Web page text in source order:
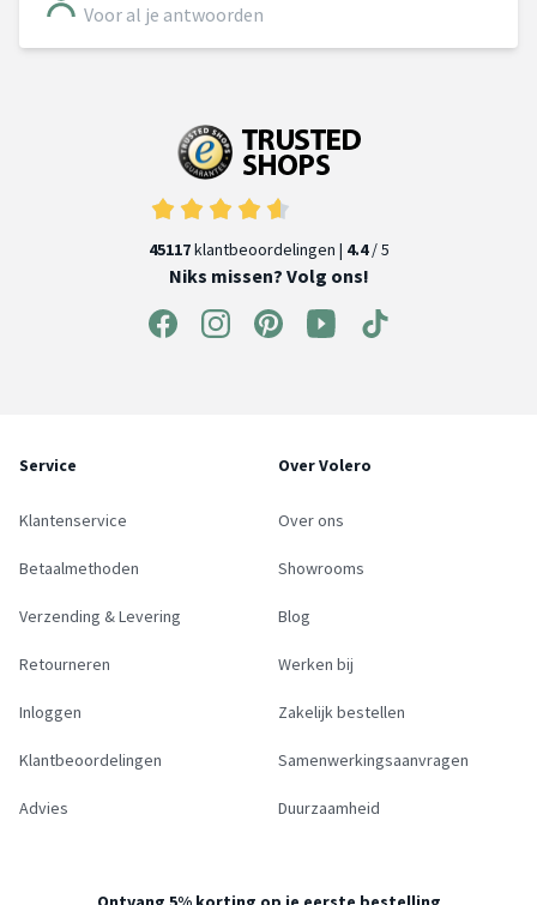
Voor al je antwoorden
45117klantbeoordelingen | 4.4/ 5
Niks missen? Volg ons!
Service
Klantenservice
Betaalmethoden
Verzending & Levering
Retourneren
Inloggen
Klantbeoordelingen
Advies
Over Volero
Over ons
Showrooms
Blog
Werken bij
Zakelijk bestellen
Samenwerkingsaanvragen
Duurzaamheid